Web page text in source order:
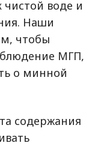
чистой воде и
Наши
чтобы
МГП,
о минной
содержания